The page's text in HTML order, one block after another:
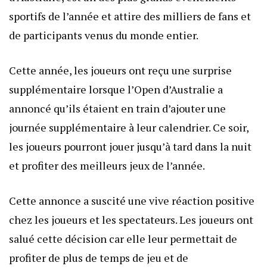
sportifs de l’année et attire des milliers de fans et
de participants venus du monde entier.
Cette année, les joueurs ont reçu une surprise
supplémentaire lorsque l’Open d’Australie a
annoncé qu’ils étaient en train d’ajouter une
journée supplémentaire à leur calendrier. Ce soir,
les joueurs pourront jouer jusqu’à tard dans la nuit
et profiter des meilleurs jeux de l’année.
Cette annonce a suscité une vive réaction positive
chez les joueurs et les spectateurs. Les joueurs ont
salué cette décision car elle leur permettait de
profiter de plus de temps de jeu et de